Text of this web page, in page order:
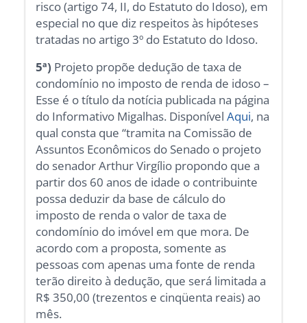
risco (artigo 74, II, do Estatuto do Idoso), em
especial no que diz respeitos às hipóteses
tratadas no artigo 3º do Estatuto do Idoso.
5ª) Projeto propõe dedução de taxa de
condomínio no imposto de renda de idoso –
Esse é o título da notícia publicada na página
do Informativo Migalhas. DisponívelAqui, na
qual consta que “tramita na Comissão de
Assuntos Econômicos do Senado o projeto
do senador Arthur Virgílio propondo que a
partir dos 60 anos de idade o contribuinte
possa deduzir da base de cálculo do
imposto de renda o valor de taxa de
condomínio do imóvel em que mora. De
acordo com a proposta, somente as
pessoas com apenas uma fonte de renda
terão direito à dedução, que será limitada a
R$ 350,00 (trezentos e cinqüenta reais) ao
mês.